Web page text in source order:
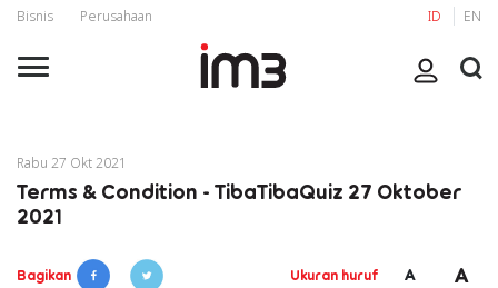
Bisnis Perusahaan ID EN
Rabu 27 Okt 2021
Terms & Condition - TibaTibaQuiz 27 Oktober
2021
Bagikan Ukuran huruf A A